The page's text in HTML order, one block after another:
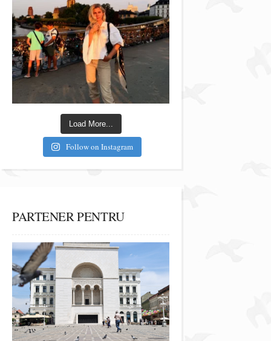
Load More...
Follow on Instagram
PARTENER PENTRU